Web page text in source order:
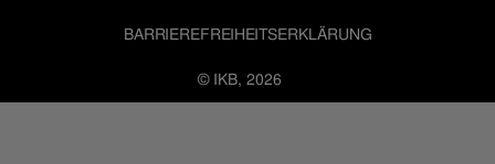
© IKB, 2026
BARRIEREFREIHEITSERKLÄRUNG